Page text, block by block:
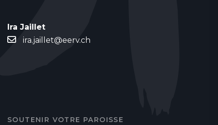
Ira Jaillet
ira.jaillet@eerv.ch
SOUTENIR VOTRE PAROISSE